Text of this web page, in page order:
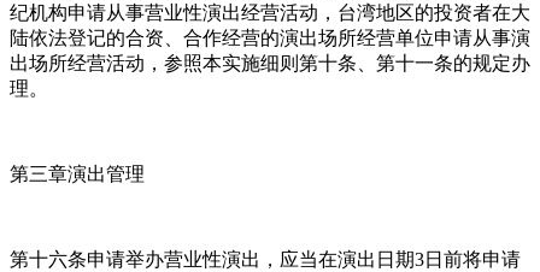
纪机构申请从事营业性演出经营活动，台湾地区的投资者在大
陆依法登记的合资、合作经营的演出场所经营单位申请从事演
出场所经营活动，参照本实施细则第十条、第十一条的规定办
理。
第三章演出管理
第十六条申请举办营业性演出，应当在演出日期3日前将申请